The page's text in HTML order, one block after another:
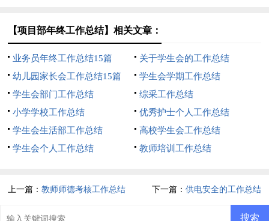
【项目部年终工作总结】相关文章：
业务员年终工作总结15篇
关于学生会的工作总结
幼儿园家长会工作总结15篇
学生会学期工作总结
学生会部门工作总结
综采工作总结
小学学校工作总结
优秀护士个人工作总结
学生会生活部工作总结
高校学生会工作总结
学生会个人工作总结
教师培训工作总结
上一篇：教师师德考核工作总结 下一篇： 供电安全的工作总结